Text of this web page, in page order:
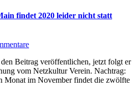
findet 2020 leider nicht statt
vom Netzkultur Verein. Nachtrag:
Monat im November findet die zwölfte